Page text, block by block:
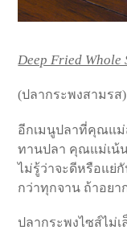
Deep Fried Whole
(ปลากระพงสามรส)
อีกเมนูปลาที่คุณแม่
ทานปลา คุณแม่เน้
ไม่รู้ว่าจะดีหรือแย่
กว่าทุกจาน ถ้าอย
ปลากระพงไซส์ไม่เ